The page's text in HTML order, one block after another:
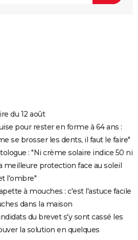
du 12 août
pour rester en forme à 64 ans :
se brosser les dents, il faut le faire"
: "Ni crème solaire indice 50 ni
meilleure protection face au soleil
l'ombre"
à mouches : c'est l'astuce facile
dans la maison
du brevet s'y sont cassé les
la solution en quelques